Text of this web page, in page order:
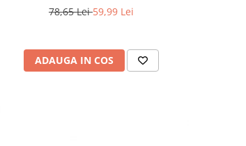
78,65 Lei59,99 Lei
ADAUGA IN COS